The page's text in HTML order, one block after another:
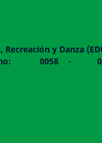
y Danza
Teléfono: